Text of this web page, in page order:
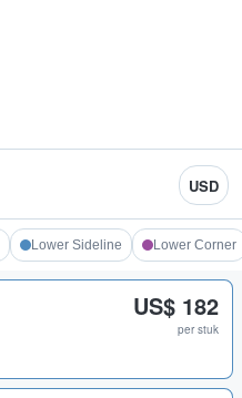
USD
Lower Sideline Lower Corner
US$ 182
per stuk